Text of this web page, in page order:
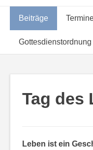
Beiträge
Tag des
Leben ist ein